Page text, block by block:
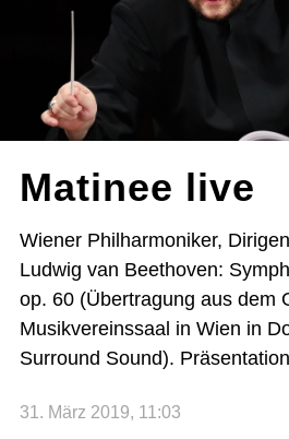
Matinee live
Wiener Philharmoniker,
Ludwig van Beethoven:
op. 60 (Übertragung aus dem
Musikvereinssaal in Wien in
Surround Sound).
31. März 2019, 11:03